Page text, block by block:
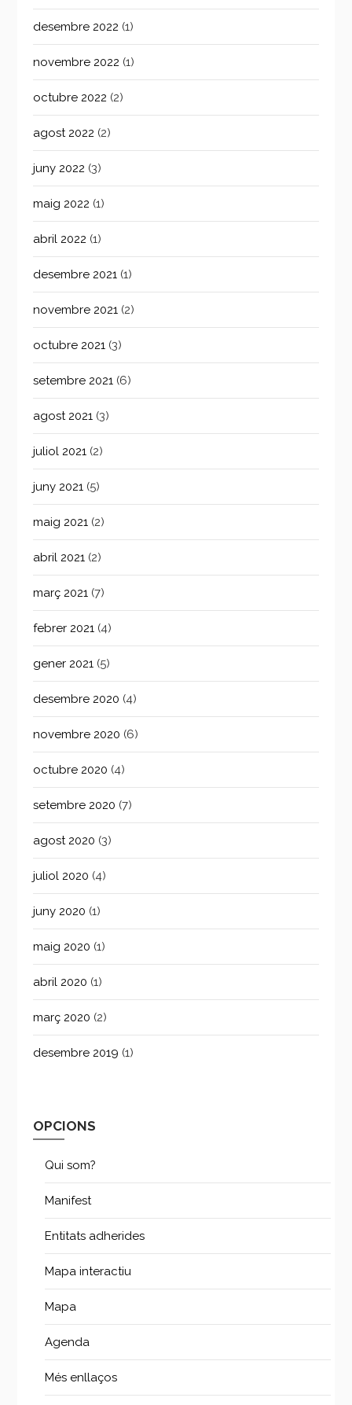
desembre 2022 (1)
novembre 2022 (1)
octubre 2022 (2)
agost 2022 (2)
juny 2022 (3)
maig 2022 (1)
abril 2022 (1)
desembre 2021 (1)
novembre 2021 (2)
octubre 2021 (3)
setembre 2021 (6)
agost 2021 (3)
juliol 2021 (2)
juny 2021 (5)
maig 2021 (2)
abril 2021 (2)
març 2021 (7)
febrer 2021 (4)
gener 2021 (5)
desembre 2020 (4)
novembre 2020 (6)
octubre 2020 (4)
setembre 2020 (7)
agost 2020 (3)
juliol 2020 (4)
juny 2020 (1)
maig 2020 (1)
abril 2020 (1)
març 2020 (2)
desembre 2019 (1)
OPCIONS
Qui som?
Manifest
Entitats adherides
Mapa interactiu
Mapa
Agenda
Més enllaços